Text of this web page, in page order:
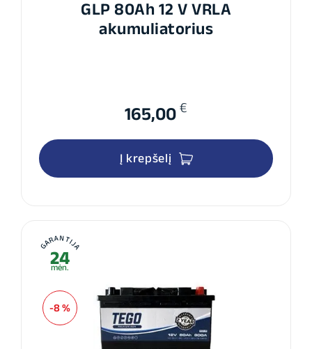
GLP 80Ah 12 V VRLA
akumuliatorius
165,00 €
Į krepšelį
-8 %
GARANTIJA
24
mėn.